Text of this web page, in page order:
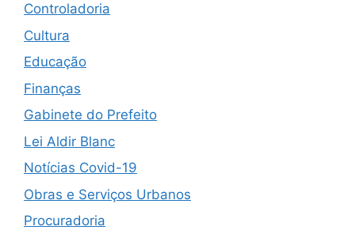
Controladoria
Cultura
Educação
Finanças
Gabinete do Prefeito
Lei Aldir Blanc
Notícias Covid-19
Obras e Serviços Urbanos
Procuradoria